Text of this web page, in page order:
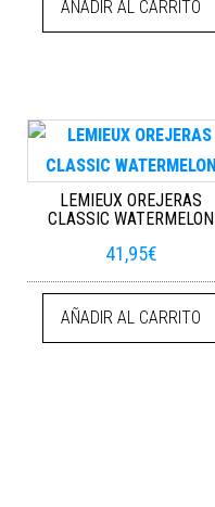
AÑADIR AL CARRITO
LEMIEUX OREJERAS
CLASSIC WATERMELON
41,95€
AÑADIR AL CARRITO